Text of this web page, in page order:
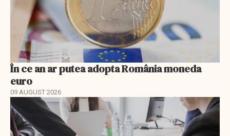
În ce an ar putea adopta România moneda
euro
09 AUGUST 2026